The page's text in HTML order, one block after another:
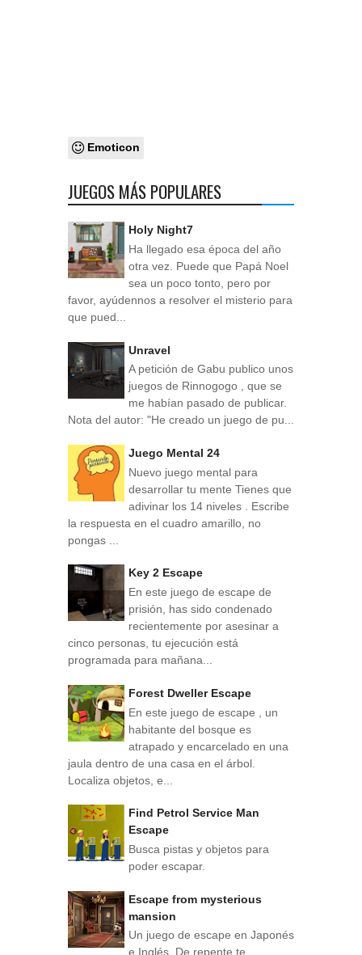
Emoticon
JUEGOS MÁS POPULARES
Holy Night7
Ha llegado esa época del año
otra vez. Puede que Papá Noel
sea un poco tonto, pero por
favor, ayúdennos a resolver el misterio para
que pued...
Unravel
A petición de Gabu publico unos
juegos de Rinnogogo , que se
me habían pasado de publicar.
Nota del autor: "He creado un juego de pu...
Juego Mental 24
Nuevo juego mental para
desarrollar tu mente Tienes que
adivinar los 14 niveles . Escribe
la respuesta en el cuadro amarillo, no
pongas ...
Key 2 Escape
En este juego de escape de
prisión, has sido condenado
recientemente por asesinar a
cinco personas, tu ejecución está
programada para mañana...
Forest Dweller Escape
En este juego de escape , un
habitante del bosque es
atrapado y encarcelado en una
jaula dentro de una casa en el árbol.
Localiza objetos, e...
Find Petrol Service Man
Escape
Busca pistas y objetos para
poder escapar.
Escape from mysterious
mansion
Un juego de escape en Japonés
e Inglés. De repente te